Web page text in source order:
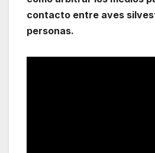
contacto entre aves
personas.